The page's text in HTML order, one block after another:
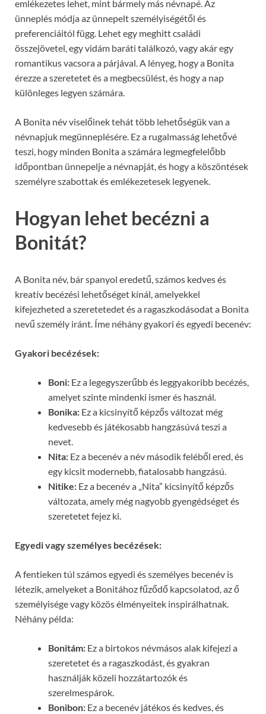
emlékezetes lehet, mint bármely más névnapé. Az
ünneplés módja az ünnepelt személyiségétől és
preferenciáitól függ. Lehet egy meghitt családi
összejövetel, egy vidám baráti találkozó, vagy akár egy
romantikus vacsora a párjával. A lényeg, hogy a Bonita
érezze a szeretetet és a megbecsülést, és hogy a nap
különleges legyen számára.
A Bonita név viselőinek tehát több lehetőségük van a
névnapjuk megünneplésére. Ez a rugalmasság lehetővé
teszi, hogy minden Bonita a számára legmegfelelőbb
időpontban ünnepelje a névnapját, és hogy a köszöntések
személyre szabottak és emlékezetesek legyenek.
Hogyan lehet becézni a
Bonitát?
A Bonita név, bár spanyol eredetű, számos kedves és
kreatív becézési lehetőséget kínál, amelyekkel
kifejezheted a szeretetedet és a ragaszkodásodat a Bonita
nevű személy iránt. Íme néhány gyakori és egyedi becenév:
Gyakori becézések:
Boni: Ez a legegyszerűbb és leggyakoribb becézés,
amelyet szinte mindenki ismer és használ.
Bonika: Ez a kicsinyítő képzős változat még
kedvesebb és játékosabb hangzásúvá teszi a
nevet.
Nita: Ez a becenév a név második feléből ered, és
egy kicsit modernebb, fiatalosabb hangzású.
Nitike: Ez a becenév a „Nita” kicsinyítő képzős
változata, amely még nagyobb gyengédséget és
szeretetet fejez ki.
Egyedi vagy személyes becézések:
A fentieken túl számos egyedi és személyes becenév is
létezik, amelyeket a Bonitához fűződő kapcsolatod, az ő
személyisége vagy közös élményeitek inspirálhatnak.
Néhány példa:
Bonitám: Ez a birtokos névmásos alak kifejezi a
szeretetet és a ragaszkodást, és gyakran
használják közeli hozzátartozók és
szerelmespárok.
Bonibon: Ez a becenév játékos és kedves, és